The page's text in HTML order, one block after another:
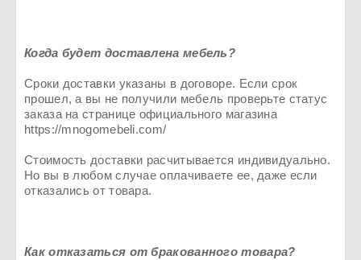
Когда будет доставлена мебель?
Сроки доставки указаны в договоре. Если срок
прошел, а вы не получили мебель проверьте статус
заказа на странице официального магазина
https://mnogomebeli.com/
Стоимость доставки расчитывается индивидуально.
Но вы в любом случае оплачиваете ее, даже если
отказались от товара.
Как отказаться от бракованного товара?